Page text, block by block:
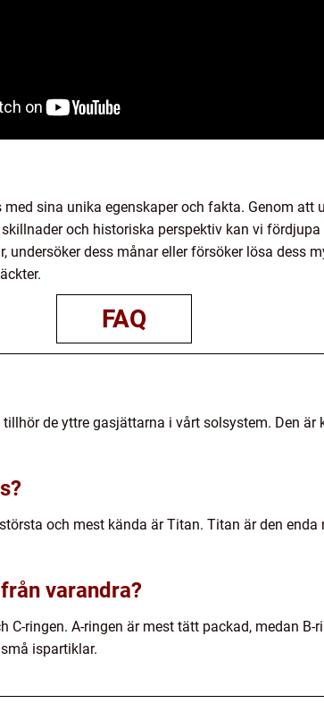
sina unika egenskaper och fakta. Genom att
och historiska perspektiv kan vi
dess månar eller försöker lösa dess
FAQ
de yttre gasjättarna i vårt solsystem. Den
och mest kända är Titan. Titan är den
varandra?
C-ringen. A-ringen är mest tätt packad, medan B-
ispartiklar.